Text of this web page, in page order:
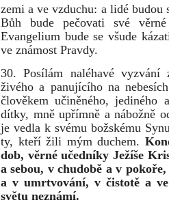
zemi a ve vzduchu: a lidé
Bůh bude pečovati své
Evangelium bude se všude
ve známost Pravdy.
30. Posílám naléhavé
živého a panujícího na
člověkem učiněného, jediného
dítky, mně upřímně a nábožně
je vedla k svému božskému
ty, kteří žili mým duchem.
dob, věrné učedníky Ježíše
a sebou, v chudobě a v
a v umrtvování, v čistotě a
světu neznámí.